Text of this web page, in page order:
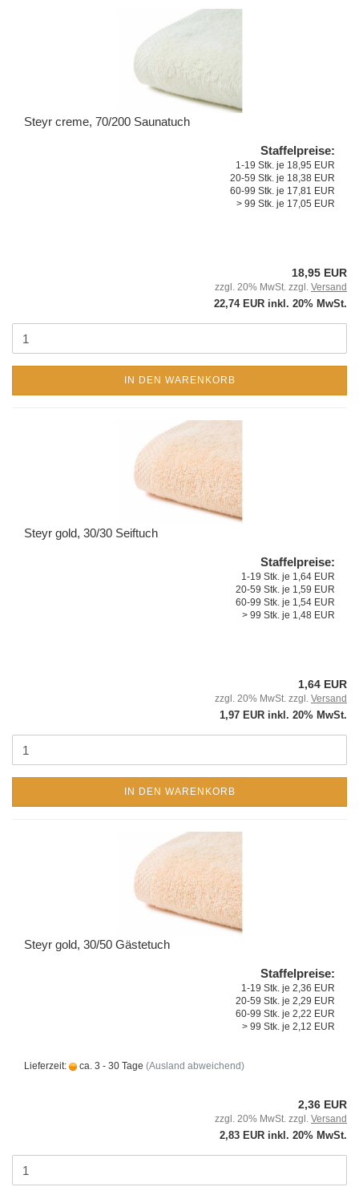
Steyr creme, 70/200 Saunatuch
Staffelpreise:
1-19 Stk. je 18,95 EUR
20-59 Stk. je 18,38 EUR
60-99 Stk. je 17,81 EUR
> 99 Stk. je 17,05 EUR
18,95 EUR
zzgl. 20% MwSt. zzgl. Versand
22,74 EUR inkl. 20% MwSt.
IN DEN WARENKORB
Steyr gold, 30/30 Seiftuch
Staffelpreise:
1-19 Stk. je 1,64 EUR
20-59 Stk. je 1,59 EUR
60-99 Stk. je 1,54 EUR
> 99 Stk. je 1,48 EUR
1,64 EUR
zzgl. 20% MwSt. zzgl. Versand
1,97 EUR inkl. 20% MwSt.
IN DEN WARENKORB
Steyr gold, 30/50 Gästetuch
Staffelpreise:
1-19 Stk. je 2,36 EUR
20-59 Stk. je 2,29 EUR
60-99 Stk. je 2,22 EUR
> 99 Stk. je 2,12 EUR
Lieferzeit: ca. 3 - 30 Tage (Ausland abweichend)
2,36 EUR
zzgl. 20% MwSt. zzgl. Versand
2,83 EUR inkl. 20% MwSt.